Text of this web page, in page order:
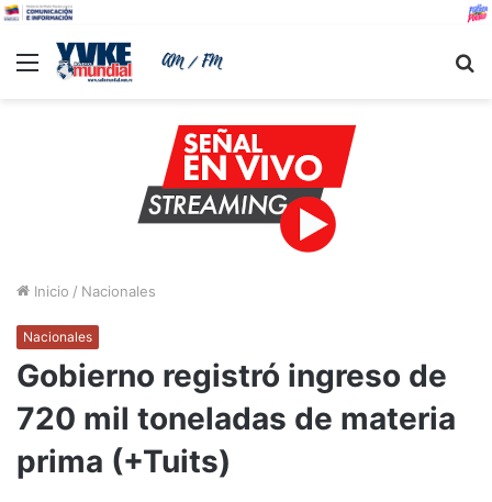
Menu
Inicio / Nacionales
Nacionales
Gobierno registró ingreso de
720 mil toneladas de materia
prima (+Tuits)